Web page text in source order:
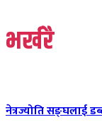
भर्खरै
नेत्रज्योति सङ्घलाई